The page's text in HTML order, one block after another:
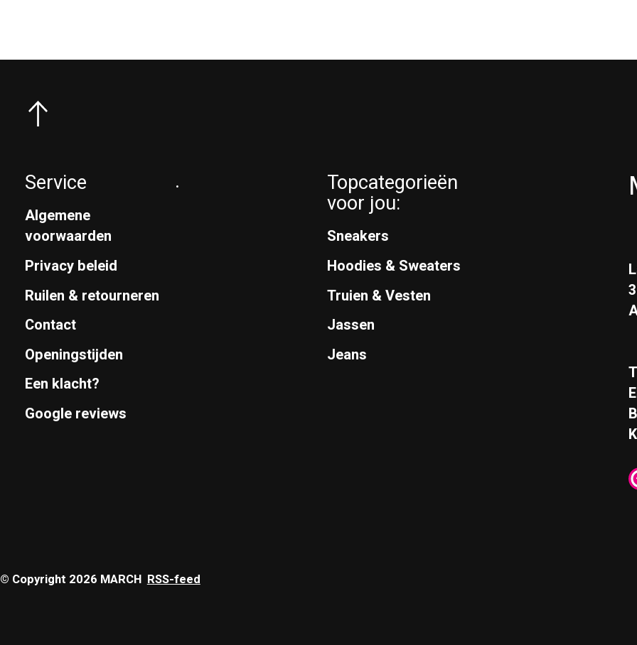
Service
Algemene
voorwaarden
Privacy beleid
Ruilen & retourneren
Contact
Openingstijden
Een klacht?
Google reviews
. Topcategorieën
voor jou:
Sneakers
Hoodies & Sweaters
Truien & Vesten
Jassen
Jeans
© Copyright 2026 MARCH RSS-feed